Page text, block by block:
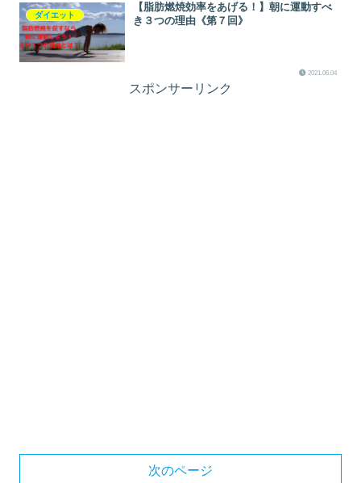
ダイエット
【脂肪燃焼効率をあげる！】朝に運動すべ
き３つの理由《第７回》
2021.06.04
スポンサーリンク
次のページ